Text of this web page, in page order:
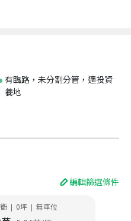
有臨路，未分割分管，適投資
養地
編輯篩選條件
| 0坪 | 無車位